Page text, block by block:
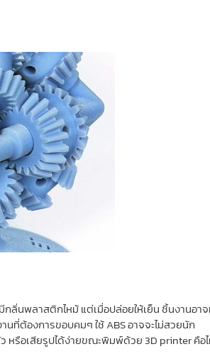
ลิ่นพลาสติกไหม้ แต่เมื่อปล่อยให้เย็น ชิ้นงานอ
ที่ต้องการขอบคมๆ ใช้ ABS อาจจะไม่สวยนัก
รือเสียรูปได้ง่ายขณะพิมพ์ด้วย 3D printer คือไ